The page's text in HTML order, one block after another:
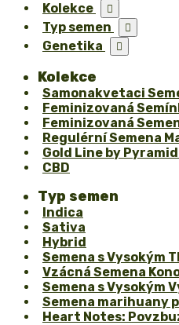
Kolekce 
Typ semen 
Genetika 
Kolekce
Samonakvetaci
Feminizovaná
Feminizovaná
Regulérní Semena
Gold Line by
CBD
Typ semen
Indica
Sativa
Hybrid
Semena s Vysokým
Vzácná Semena
Semena s Vysokým
Semena marihuany
Heart Notes: